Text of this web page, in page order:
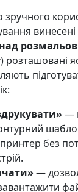
над
—
без
—